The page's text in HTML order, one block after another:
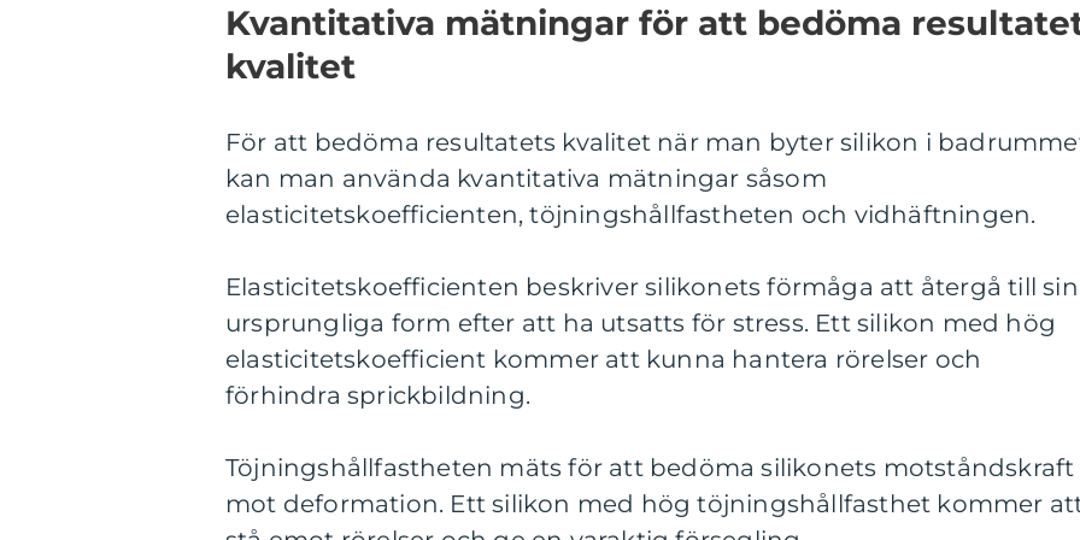
Kvantitativa mätningar för att bedöma
kvalitet
För att bedöma resultatets kvalitet när man byter silikon i
kan man använda kvantitativa mätningar såsom
elasticitetskoefficienten, töjningshållfastheten och vidhäftningen.
Elasticitetskoefficienten beskriver silikonets förmåga att återgå till sin
ursprungliga form efter att ha utsatts för stress. Ett silikon med hög
elasticitetskoefficient kommer att kunna hantera rörelser och
förhindra sprickbildning.
Töjningshållfastheten mäts för att bedöma silikonets motståndskraft
mot deformation. Ett silikon med hög töjningshållfasthet kommer